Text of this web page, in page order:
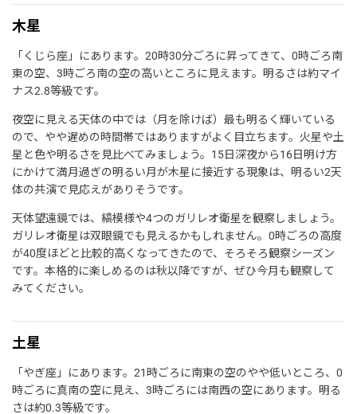
木星
「くじら座」にあります。20時30分ごろに昇ってきて、0時ごろ南
東の空、3時ごろ南の空の高いところに見えます。明るさは約マイ
ナス2.8等級です。
夜空に見える天体の中では（月を除けば）最も明るく輝いている
ので、やや遅めの時間帯ではありますがよく目立ちます。火星や土
星と色や明るさを見比べてみましょう。15日深夜から16日明け方
にかけて満月過ぎの明るい月が木星に接近する現象は、明るい2天
体の共演で見応えがありそうです。
天体望遠鏡では、縞模様や4つのガリレオ衛星を観察しましょう。
ガリレオ衛星は双眼鏡でも見えるかもしれません。0時ごろの高度
が40度ほどと比較的高くなってきたので、そろそろ観察シーズン
です。本格的に楽しめるのは秋以降ですが、ぜひ今月も観察して
みてください。
土星
「やぎ座」にあります。21時ごろに南東の空のやや低いところ、0
時ごろに真南の空に見え、3時ごろには南西の空にあります。明る
さは約0.3等級です。